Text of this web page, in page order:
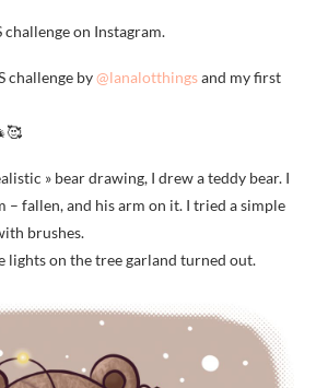
on Instagram.
challenge by@lanalotthingsand my first
» bear drawing, I drew a teddy bear. I
– fallen, and his arm on it. I tried a simple
brushes.
lights on the tree garland turned out.